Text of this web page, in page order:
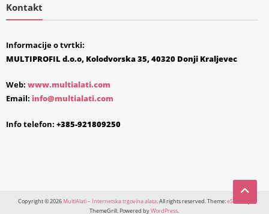
Kontakt
Informacije o tvrtki:
MULTIPROFIL d.o.o, Kolodvorska 35, 40320 Donji Kraljevec
Web: www.multialati.com
Email: info@multialati.com
Info telefon: +385-921809250
Copyright © 2026 MultiAlati – Internetska trgovina alata. All rights reserved. Theme:eStore
ThemeGrill. Powered byWordPress.